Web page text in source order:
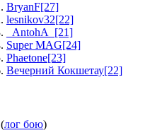
BryanF[27]
lesnikov32[22]
_AntohA_ [21]
Super MAG[24]
Phaetone[23]
Вечерний Кокшетау[22]
(лог бою)